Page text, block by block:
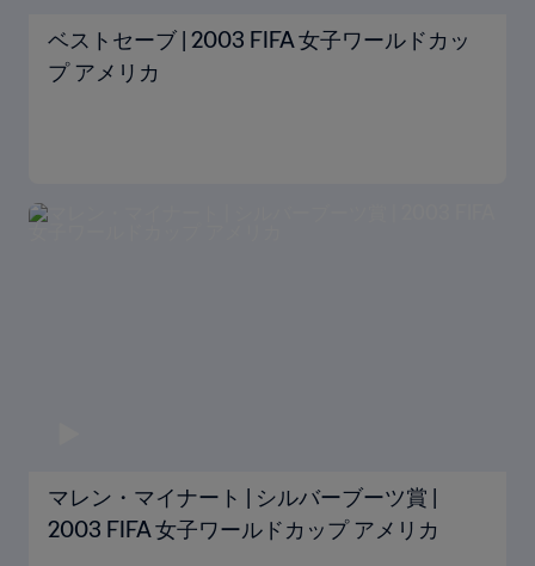
ベストセーブ | 2003 FIFA 女子ワールドカッ
プ アメリカ
マレン・マイナート | シルバーブーツ賞 |
2003 FIFA 女子ワールドカップ アメリカ